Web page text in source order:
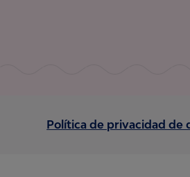
Política de privacidad de